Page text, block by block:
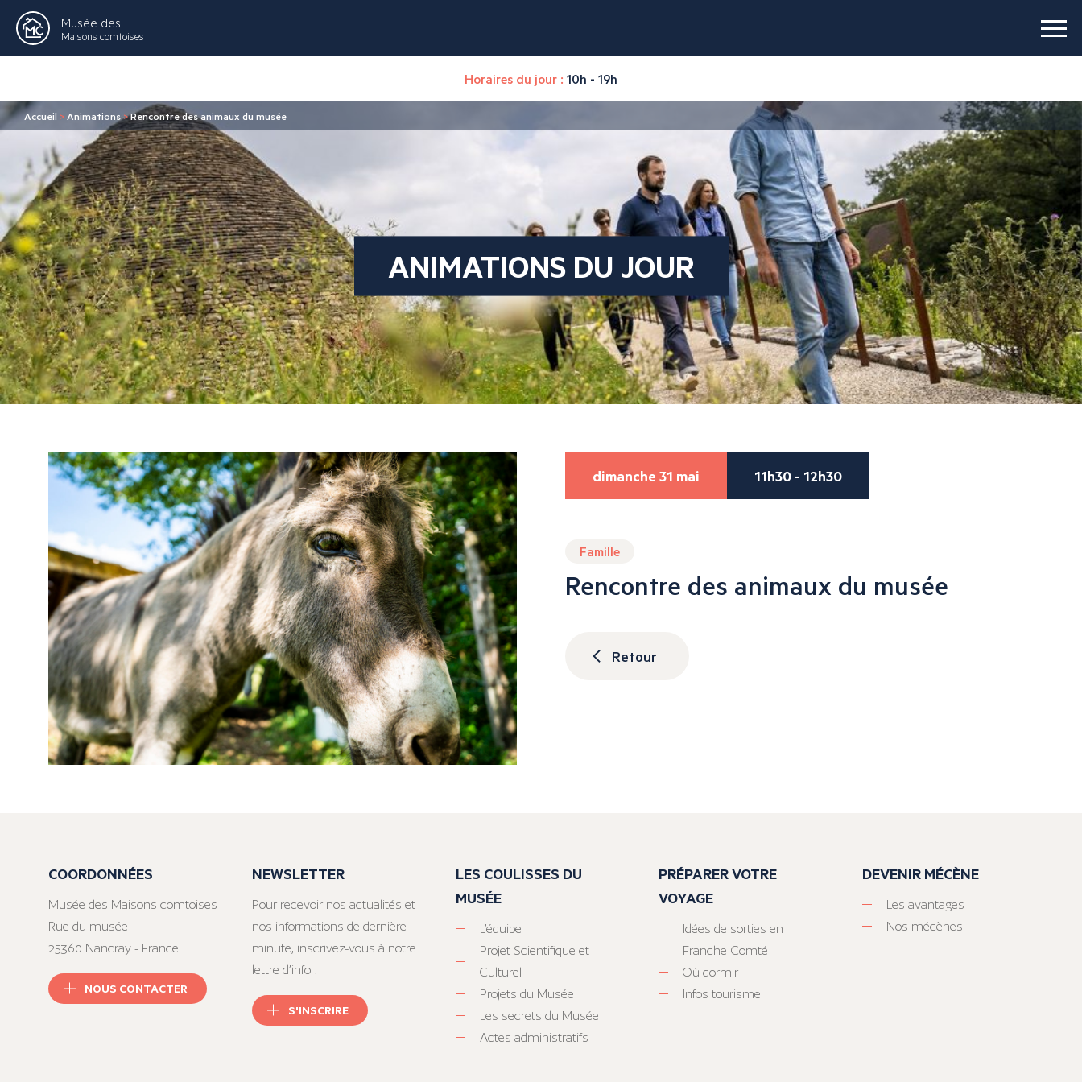
Musée des
Maisons comtoises
Horaires du jour : 10h - 19h
Accueil > Animations>Rencontre des animaux du musée
ANIMATIONS DU JOUR
dimanche 31 mai 11h30 - 12h30
Famille
Rencontre des animaux du musée
Retour
COORDONNÉES
Musée des Maisons comtoises
Rue du musée
25360 Nancray - France
NOUS CONTACTER
NEWSLETTER
Pour recevoir nos actualités et
nos informations de dernière
minute, inscrivez-vous à notre
lettre d’info !
S'INSCRIRE
LES COULISSES DU
MUSÉE
L’équipe
Projet Scientifique et
Culturel
Projets du Musée
Les secrets du Musée
Actes administratifs
PRÉPARER VOTRE
VOYAGE
Idées de sorties en
Franche-Comté
Où dormir
Infos tourisme
DEVENIR MÉCÈNE
Les avantages
Nos mécènes